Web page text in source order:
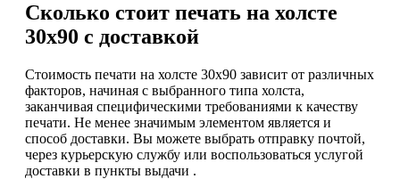
Сколько стоит печать на холсте
30х90 с доставкой
Стоимость печати на холсте 30х90 зависит от различных
факторов, начиная с выбранного типа холста,
заканчивая специфическими требованиями к качеству
печати. Не менее значимым элементом является и
способ доставки. Вы можете выбрать отправку почтой,
через курьерскую службу или воспользоваться услугой
доставки в пункты выдачи .